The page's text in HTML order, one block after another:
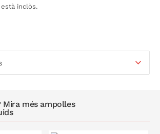
inclòs.
Mira més ampolles